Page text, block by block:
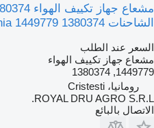
الشاحنات Scania 1449779 1380374
السعر عند الطلب
مشعاع جهاز تكييف الهواء
1449779, 1380374
رومانيا، Cristesti
ROYAL DRU AGRO S.R.L.
الاتصال بالبائع